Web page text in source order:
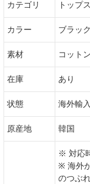
カテゴリ トップ
カラー ブラッ
素材 コット
在庫 あり
状態 海外輸
原産地 韓国
※ 対応
※ 海外
のつぶ